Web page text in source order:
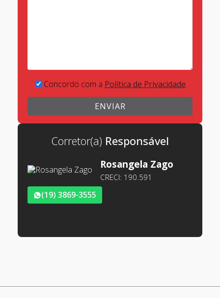
Concordo com a Política de Privacidade.
Corretor(a)
Rosangela Zago
CRECI: 190.591
(19) 3869-3555